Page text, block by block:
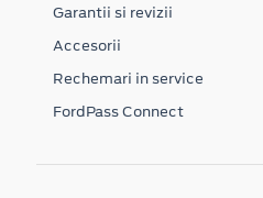
Garantii si revizii
Accesorii
Rechemari in service
FordPass Connect